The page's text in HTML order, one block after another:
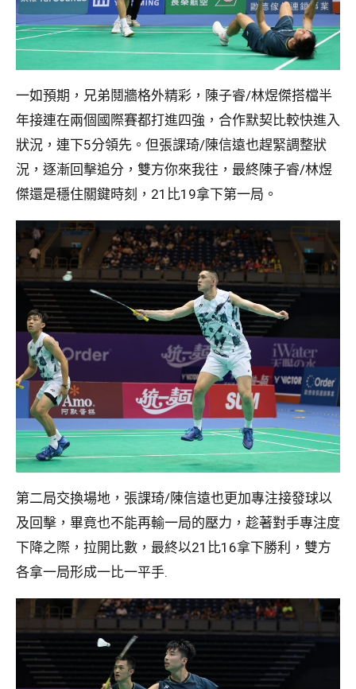
一如預期，兄弟鬩牆格外精彩，陳子睿/林煜傑搭檔半
年接連在兩個國際賽都打進四強，合作默契比較快進入
狀況，連下5分領先。但張課琦/陳信遠也趕緊調整狀
況，逐漸回擊追分，雙方你來我往，最終陳子睿/林煜
傑還是穩住關鍵時刻，21比19拿下第一局。
第二局交換場地，張課琦/陳信遠也更加專注接發球以
及回擊，畢竟也不能再輸一局的壓力，趁著對手專注度
下降之際，拉開比數，最終以21比16拿下勝利，雙方
各拿一局形成一比一平手.